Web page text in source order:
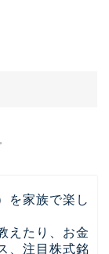
を家族で楽し
えたり、お金
、注目株式銘